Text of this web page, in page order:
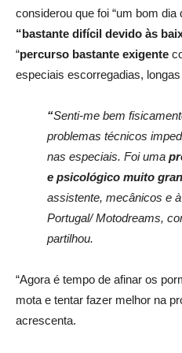
considerou que foi “um bom dia
“bastante difícil devido às
“percurso bastante exigente
especiais escorregadias,
“Senti-me bem
problemas técnicos
nas especiais. Foi uma
e psicológico muito
assistente, mecânicos e
Portugal/ Motodreams,
partilhou.
“Agora é tempo de afinar os
mota e tentar fazer melhor na
acrescenta.